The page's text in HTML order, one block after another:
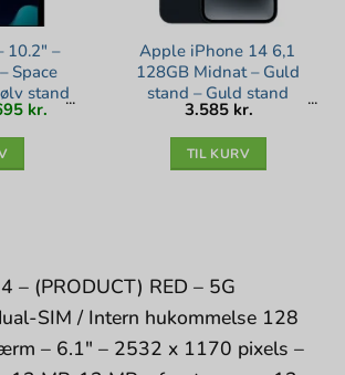
–
Space
stand
kr. Den
Apple iPhone 14 6,1
128GB Midnat – Guld
stand – Guld stand
3.585 kr.
TIL KURV
– (PRODUCT) RED – 5G
SIM / Intern hukommelse 128
– 6.1″ – 2532 x 1170 pixels –